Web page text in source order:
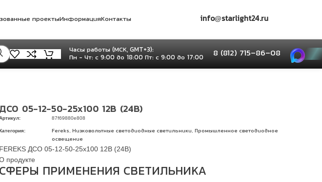
проектыИнформацияКонтакты info@starlight24.ru
Часы работы (МСК, GMT+3):
Пн - Чт: с 9:00 до 18:00 Пт: с 9:00 до 17:00
8 (812) 715–86–08
ДСО 05-12-50-25х100 12В (24В)
87f69880e808
Fereks Низковольтные светодиодные светильники
Промышленное светодиодное
освещение
FEREKS ДСО 05-12-50-25х100 12В (24В)
продукте
СФЕРЫ ПРИМЕНЕНИЯ СВЕТИЛЬНИКА